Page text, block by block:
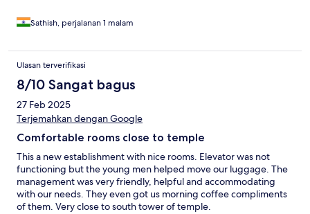
Sathish, perjalanan 1 malam
Ulasan terverifikasi
8/10 Sangat bagus
27 Feb 2025
Terjemahkan dengan Google
Comfortable rooms close to temple
This a new establishment with nice rooms. Elevator was not
functioning but the young men helped move our luggage. The
management was very friendly, helpful and accommodating
with our needs. They even got us morning coffee compliments
of them. Very close to south tower of temple.